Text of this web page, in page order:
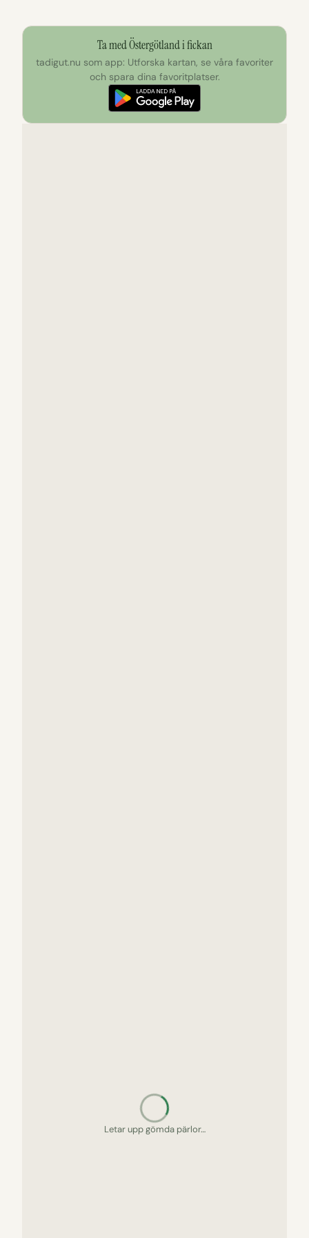
Ta med Östergötland i fickan
tadigut.nu som app: Utforska kartan, se våra favoriter
och spara dina favoritplatser.
Letar upp gömda pärlor…